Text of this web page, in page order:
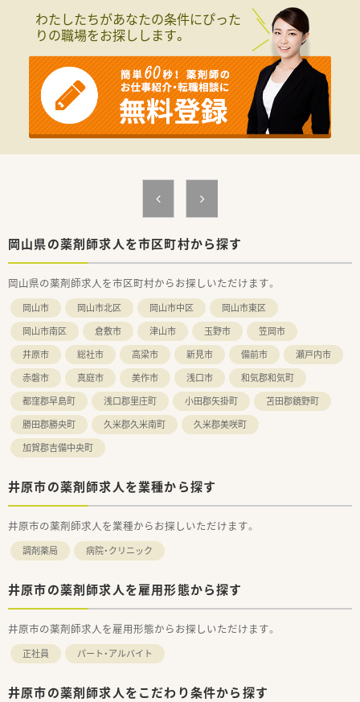
■処方箋による調剤業務、服薬指導、薬剤情報の提供など
＜研修制度＞
■現場の先輩薬剤師より指導を受けて頂きます。
＜法人特徴＞
■全9店舗展開中です。
岡山県井原市・笠岡市に7店、福岡県に2店舗を展開中。
■若いパワーで楽しい職場環境です。
スタッフの平均年齢は30代前半と非常に若く、新規出店も計画
中。在宅医療に興味がある方も積極募集しています。
■地元に根付いた企業で働きたい方
わたしたちがあなたの条件にぴった
りの職場をお探しします。
岡山県の薬剤師求人を市区町村から探す
岡山県の薬剤師求人を市区町村からお探しいただけます。
岡山市 岡山市北区 岡山市中区
岡山市東区
岡山市南区
倉敷市 津山市 玉野市
笠岡市
井原市
総社市 高梁市 新見市 備前市
瀬戸内市
赤磐市
真庭市 美作市 浅口市
和気郡和気町
都窪郡早島町
浅口郡里庄町 小田郡矢掛町
苫田郡鏡野町
勝田郡勝央町
久米郡久米南町
久米郡美咲町
加賀郡吉備中央町
井原市の薬剤師求人を業種から探す
井原市の薬剤師求人を業種からお探しいただけます。
調剤薬局 病院・クリニック
井原市の薬剤師求人を雇用形態から探す
井原市の薬剤師求人を雇用形態からお探しいただけます。
正社員 パート・アルバイト
井原市の薬剤師求人をこだわり条件から探す